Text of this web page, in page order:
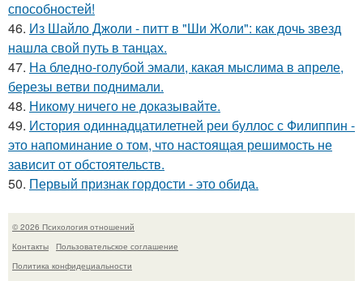
способностей!
46. Из Шайло Джоли - питт в "Ши Жоли": как дочь звезд
нашла свой путь в танцах.
47. На бледно-голубой эмали, какая мыслима в апреле,
березы ветви поднимали.
48. Никому ничего не доказывайте.
49. История одиннадцатилетней реи буллос с Филиппин -
это напоминание о том, что настоящая решимость не
зависит от обстоятельств.
50. Первый признак гордости - это обида.
© 2026 Психология отношений
Контакты
Пользовательское соглашение
Политика конфидециальности